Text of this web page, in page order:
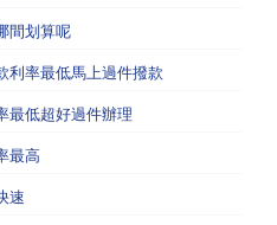
間划算呢
利率最低馬上過件撥款
最低超好過件辦理
最高
速